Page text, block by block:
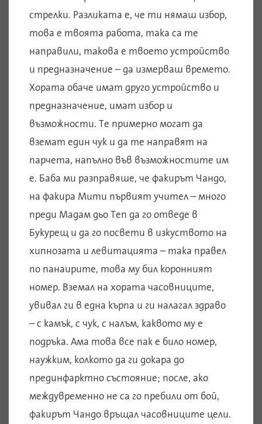
стрелки. Разликата е, че ти нямаш избор,
това е твоята работа, така са те
направили, такова е твоето устройство
и предназначение – да измерваш времето.
Хората обаче имат друго устройство и
предназначение, имат избор и
възможности. Те примерно могат да
вземат един чук и да те направят на
парчета, напълно във възможностите им
е. Баба ми разправяше, че факирът Чандо,
на факира Мити първият учител – много
преди Мадам дьо Теп да го отведе в
Букурещ и да го посвети в изкуството на
хипнозата и левитацията – така правел
по панаирите, това му бил коронният
номер. Вземал на хората часовниците,
увивал ги в една кърпа и ги налагал здраво
– с камък, с чук, с налъм, каквото му е
подръка. Ама това все пак е било номер,
наужким, колкото да ги докара до
прединфарктно състояние; после, ако
междувременно не са го пребили от бой,
факирът Чандо връщал часовниците цели.